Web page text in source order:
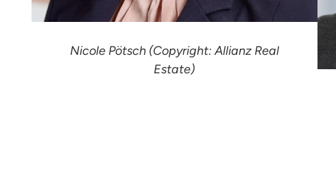
Nicole Pötsch (Copyright: Allianz Real
Estate)